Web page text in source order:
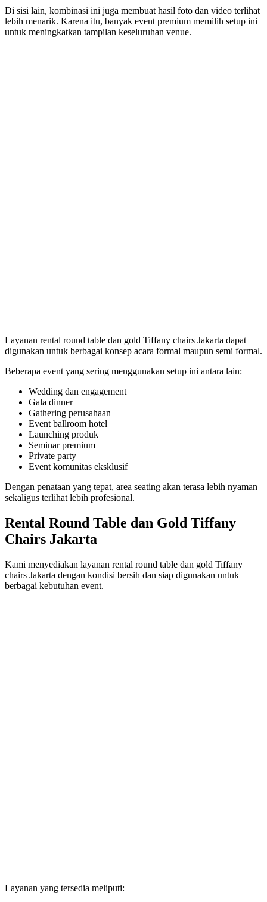
Di sisi lain, kombinasi ini juga membuat hasil foto dan video terlihat
lebih menarik. Karena itu, banyak event premium memilih setup ini
untuk meningkatkan tampilan keseluruhan venue.
Layanan rental round table dan gold Tiffany chairs Jakarta dapat
digunakan untuk berbagai konsep acara formal maupun semi formal.
Beberapa event yang sering menggunakan setup ini antara lain:
Wedding dan engagement
Gala dinner
Gathering perusahaan
Event ballroom hotel
Launching produk
Seminar premium
Private party
Event komunitas eksklusif
Dengan penataan yang tepat, area seating akan terasa lebih nyaman
sekaligus terlihat lebih profesional.
Rental Round Table dan Gold Tiffany
Chairs Jakarta
Kami menyediakan layanan rental round table dan gold Tiffany
chairs Jakarta dengan kondisi bersih dan siap digunakan untuk
berbagai kebutuhan event.
Layanan yang tersedia meliputi: